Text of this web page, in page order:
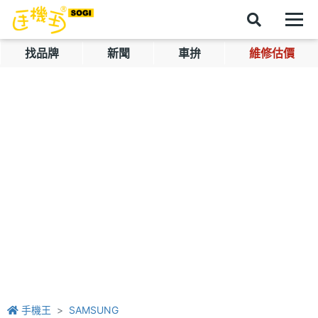
找品牌 新聞 車拚 維修估價
手機王
SAMSUNG